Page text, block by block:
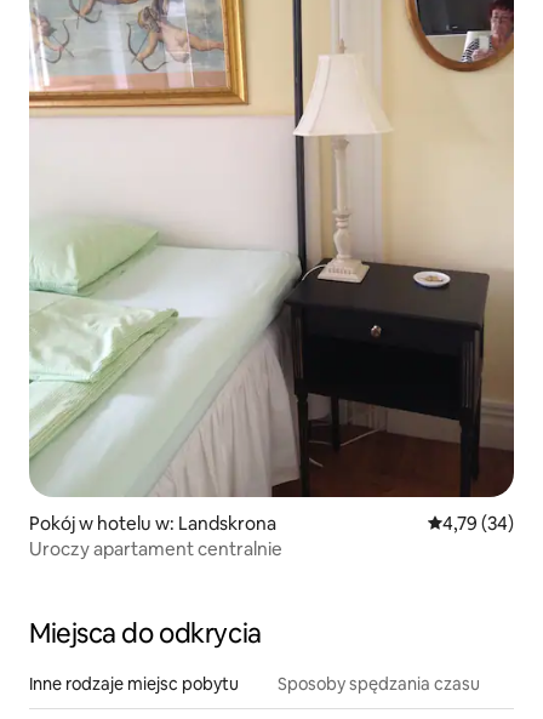
Pokój w hotelu w: Landskrona Średnia
4,79 (34)
Uroczy apartament centralnie
Miejsca do odkrycia
Inne rodzaje miejsc pobytu Sposoby spędzania czasu